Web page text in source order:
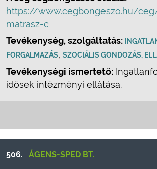
https://www.cegbongeszo.hu/
matrasz-c
Tevékenység, szolgáltatás:
FORGALMAZÁS, SZOCIÁLIS GONDOZÁS,
Tevékenységi ismertető:
idősek intézményi ellátása.
506. ÁGENS-SPED BT.